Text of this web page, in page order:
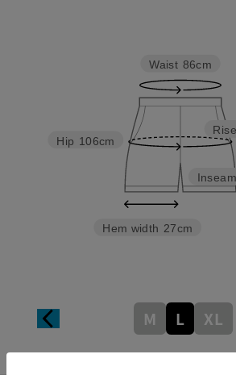
Hem width 27cm
Hip 106cm
Waist 86cm
M L XL